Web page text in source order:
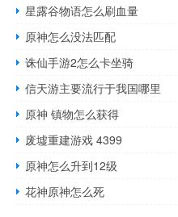
星露谷物语怎么刷血量
原神怎么没法匹配
诛仙手游2怎么卡坐骑
信天游主要流行于我国哪里
原神 镇物怎么获得
废墟重建游戏 4399
原神怎么升到12级
花神原神怎么死